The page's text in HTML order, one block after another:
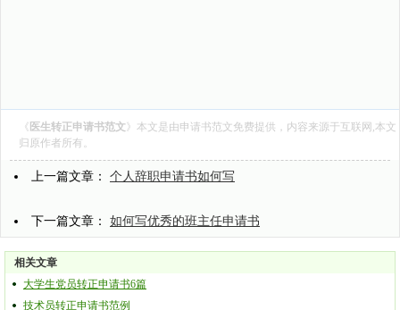
《 医生转正申请书范文》本文是由申请书范文免费提供，内容来源于互联网,本文
归原作者所有。
上一篇文章： 个人辞职申请书如何写
下一篇文章： 如何写优秀的班主任申请书
相关文章
大学生党员转正申请书6篇
技术员转正申请书范例